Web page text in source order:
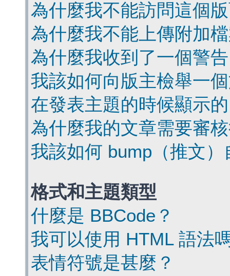
為什麼我不能訪問這個
為什麼我不能上傳附加
為什麼我收到了一個警
我該如何向版主檢舉一
在發表主題的時候顯示
為什麼我的文章需要審
我該如何 bump（推文
格式和主題類型
什麼是 BBCode？
我可以使用 HTML 語法
表情符號是甚麼？